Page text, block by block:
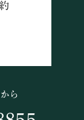
ら